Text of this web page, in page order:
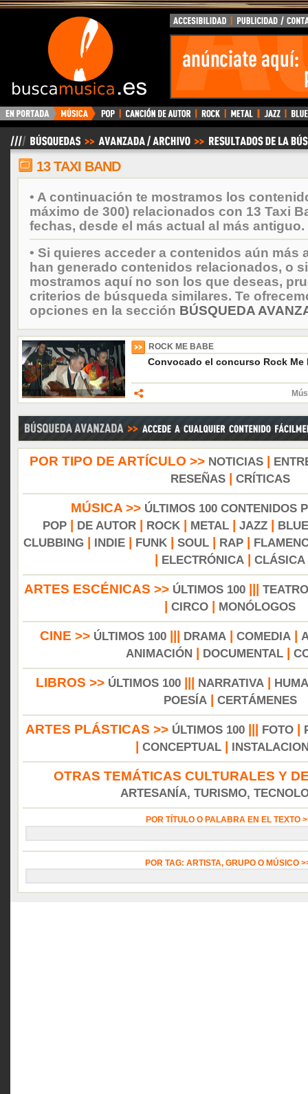
BuscaMusica.es
13 TAXI BAND
• A continuación te mostramos los
máximo de 300) relacionados con 13 Taxi
fechas, desde el más actual al más antiguo.
• Si quieres acceder a contenidos aún más
han generado contenidos relacionados, o
mostramos aquí no son los que deseas,
criterios de búsqueda similares. Te
opciones en la sección BÚSQUEDA
ROCK ME BABE
Convocado el concurso Rock Me
POR TIPO DE ARTÍCULO >> NOTICIAS|
RESEÑAS| CRÍTICAS
MÚSICA >> ÚLTIMOS 100 CONTENIDOS
POP
DE AUTOR ROCK METAL JAZZ
CLUBBING
INDIE FUNK SOUL RAP
ELECTRÓNICA CLÁSICA
ARTES ESCÉNICAS >> ÚLTIMOS 100||| TEATRO
CIRCO MONÓLOGOS
CINE >> ÚLTIMOS 100 DRAMA COMEDIA
ANIMACIÓN
DOCUMENTAL|
LIBROS >> ÚLTIMOS 100 NARRATIVA
POESÍA| CERTÁMENES
ARTES PLÁSTICAS >> ÚLTIMOS 100 FOTO
CONCEPTUAL
OTRAS TEMÁTICAS CULTURALES Y
ARTESANÍA, TURISMO,
POR TÍTULO O PALABRA EN EL TEXTO
POR TAG: ARTISTA, GRUPO O MÚSICO